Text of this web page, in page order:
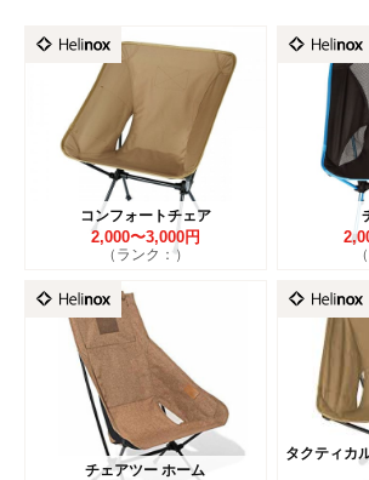
コンフォートチェア
2,000〜3,000円
（ランク：）
チェアツー ホーム
タクティカ